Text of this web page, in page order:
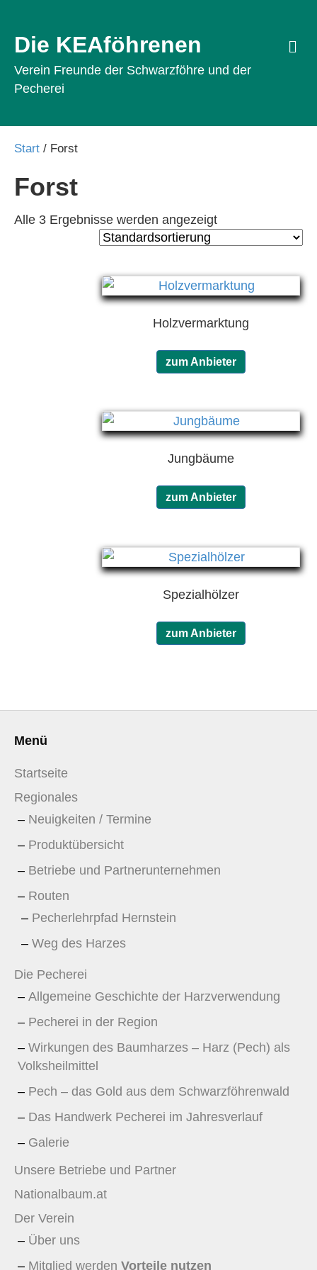
Die KEAföhrenen
Verein Freunde der Schwarzföhre und der
Pecherei
Start / Forst
Forst
Alle 3 Ergebnisse werden angezeigt
Holzvermarktung
zum Anbieter
Jungbäume
zum Anbieter
Spezialhölzer
zum Anbieter
Menü
Startseite
Regionales
Neuigkeiten / Termine
Produktübersicht
Betriebe und Partnerunternehmen
Routen
Pecherlehrpfad Hernstein
Weg des Harzes
Die Pecherei
Allgemeine Geschichte der Harzverwendung
Pecherei in der Region
Wirkungen des Baumharzes – Harz (Pech) als
Volksheilmittel
Pech – das Gold aus dem Schwarzföhrenwald
Das Handwerk Pecherei im Jahresverlauf
Galerie
Unsere Betriebe und Partner
Nationalbaum.at
Der Verein
Über uns
Mitglied werden Vorteile nutzen